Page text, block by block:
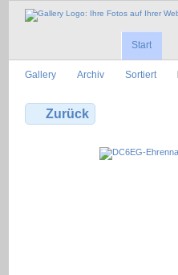
Start
Gallery Archiv Sortiert
Zurück